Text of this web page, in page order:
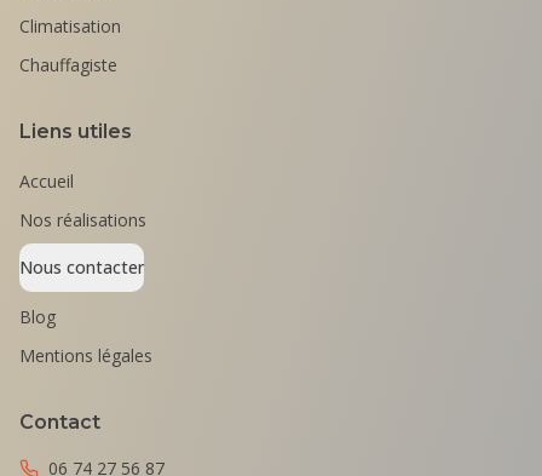
Climatisation
Chauffagiste
Liens utiles
Accueil
Nos réalisations
Nous contacter
Blog
Mentions légales
Contact
06 74 27 56 87